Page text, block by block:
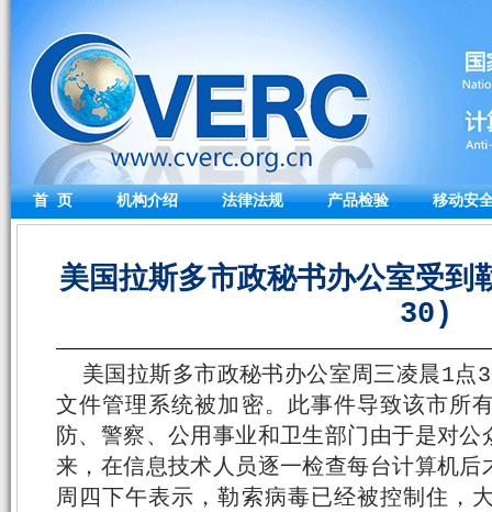
首 页 机构介绍 法律法规 产品检验 移动安
美国拉斯多市政秘书办公室受
30)
美国拉斯多市政秘书办公室周三凌晨1点
文件管理系统被加密。此事件导致该市所
防、警察、公用事业和卫生部门由于是对
来，在信息技术人员逐一检查每台计算机
周四下午表示，勒索病毒已经被控制住，